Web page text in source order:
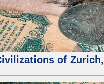
of